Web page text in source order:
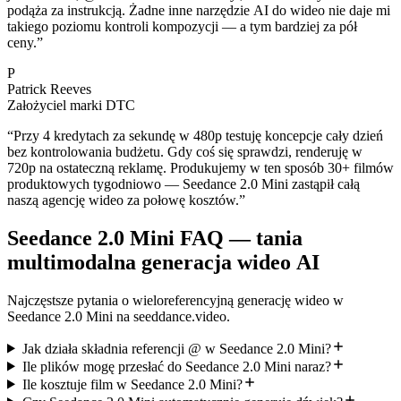
podąża za instrukcją. Żadne inne narzędzie AI do wideo nie daje mi
takiego poziomu kontroli kompozycji — a tym bardziej za pół
ceny.”
P
Patrick Reeves
Założyciel marki DTC
“Przy 4 kredytach za sekundę w 480p testuję koncepcje cały dzień
bez kontrolowania budżetu. Gdy coś się sprawdzi, renderuję w
720p na ostateczną reklamę. Produkujemy w ten sposób 30+ filmów
produktowych tygodniowo — Seedance 2.0 Mini zastąpił całą
naszą agencję wideo za połowę kosztów.”
Seedance 2.0 Mini FAQ — tania
multimodalna generacja wideo AI
Najczęstsze pytania o wieloreferencyjną generację wideo w
Seedance 2.0 Mini na seeddance.video.
Jak działa składnia referencji @ w Seedance 2.0 Mini?
Ile plików mogę przesłać do Seedance 2.0 Mini naraz?
Ile kosztuje film w Seedance 2.0 Mini?